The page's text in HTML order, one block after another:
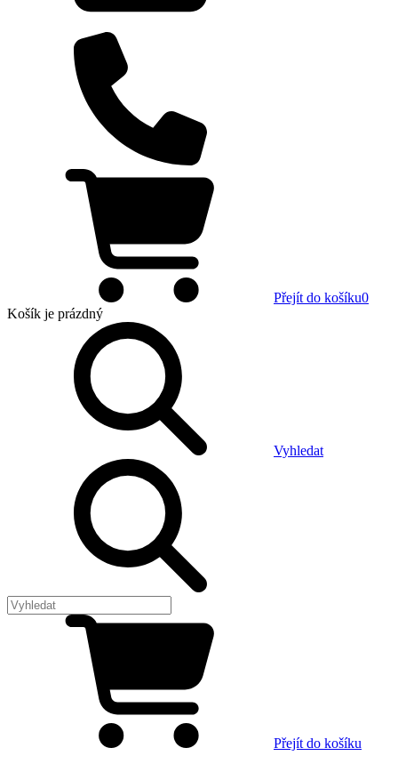
Přejít do košíku0
Košík je prázdný
Vyhledat
Přejít do košíku